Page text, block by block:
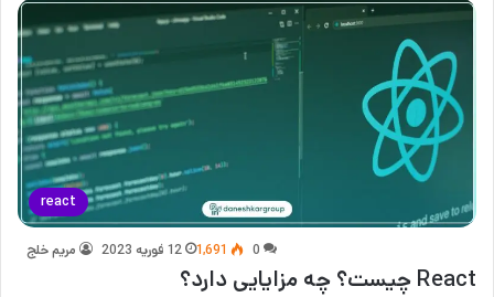
react
مریم خلج 12 فوریه 2023 0
1,691
React چیست؟ چه مزایایی دارد؟